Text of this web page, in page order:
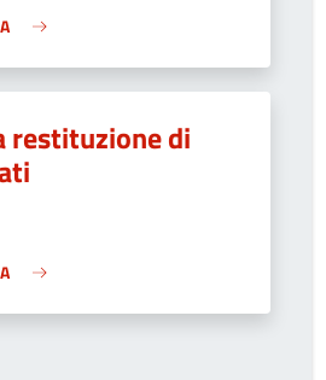
restituzione di